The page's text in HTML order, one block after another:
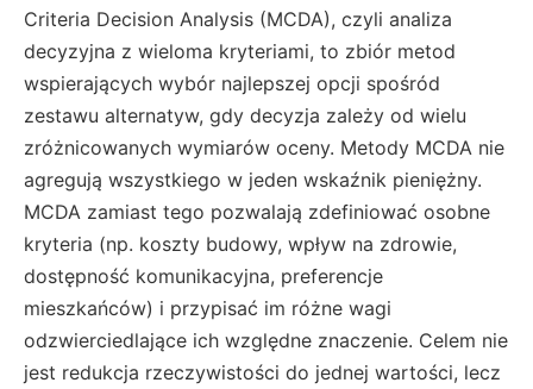
Criteria Decision Analysis (MCDA), czyli analiza
decyzyjna z wieloma kryteriami, to zbiór metod
wspierających wybór najlepszej opcji spośród
zestawu alternatyw, gdy decyzja zależy od wielu
zróżnicowanych wymiarów oceny. Metody MCDA nie
agregują wszystkiego w jeden wskaźnik pieniężny.
MCDA zamiast tego pozwalają zdefiniować osobne
kryteria (np. koszty budowy, wpływ na zdrowie,
dostępność komunikacyjna, preferencje
mieszkańców) i przypisać im różne wagi
odzwierciedlające ich względne znaczenie. Celem nie
jest redukcja rzeczywistości do jednej wartości, lecz